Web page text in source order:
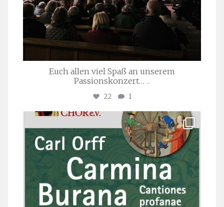
Euch allen viel Spaß an unserem
Passionskonzert… ...
22 1
stuttgarter_oratorienchor
Juli 22